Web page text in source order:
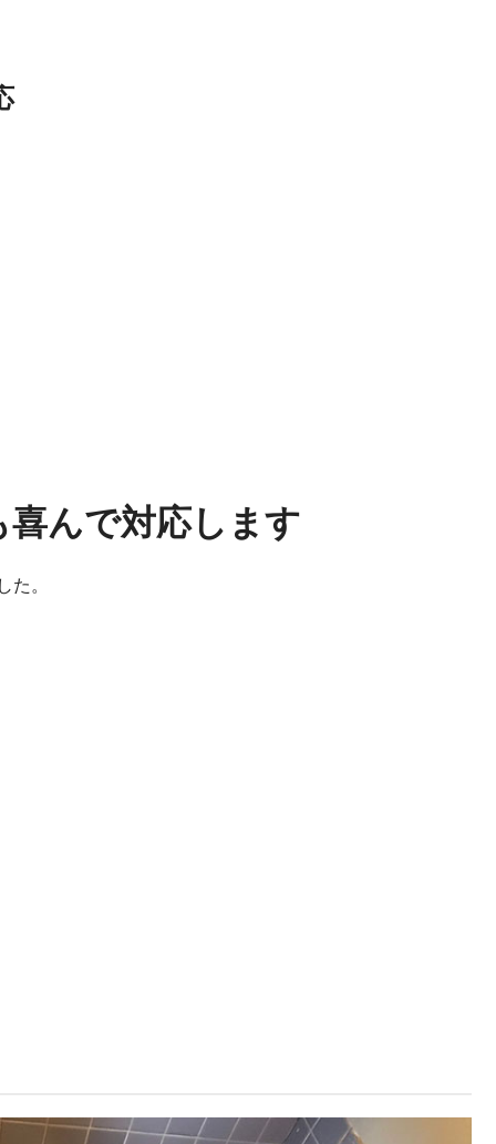
んで対応します
た。